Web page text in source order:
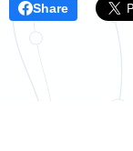
Share